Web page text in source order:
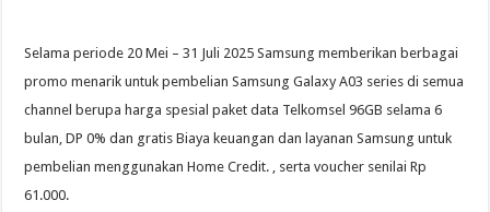
Selama periode 20 Mei – 31 Juli 2025 Samsung memberikan berbagai
promo menarik untuk pembelian Samsung Galaxy A03 series di semua
channel berupa harga spesial paket data Telkomsel 96GB selama 6
bulan, DP 0% dan gratis Biaya keuangan dan layanan Samsung untuk
pembelian menggunakan Home Credit. , serta voucher senilai Rp
61.000.